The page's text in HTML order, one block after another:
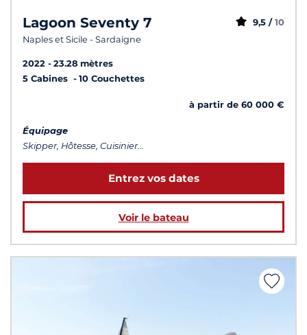
Lagoon Seventy 7
Naples et Sicile - Sardaigne
9,5 / 10
2022
23.28 mètres
5 Cabines
10 Couchettes
à partir de 60 000 €
Équipage
Skipper, Hôtesse, Cuisinier...
Entrez vos dates
Voir le bateau